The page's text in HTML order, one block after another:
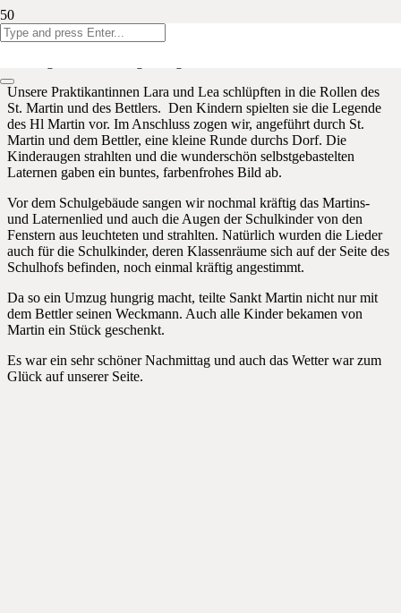
Wir wollten die Tradition des Martinszuges in diesem Jahr nicht
ganz fallen lassen. Und so entstand die Idee, unseren „eigenen“
Unsere Praktikantinnen Lara und Lea schlüpften in die Rollen des
St. Martin und des Bettlers. Den Kindern spielten sie die Legende
des Hl Martin vor. Im Anschluss zogen wir, angeführt durch St.
Martin und dem Bettler, eine kleine Runde durchs Dorf. Die
Kinderaugen strahlten und die wunderschön selbstgebastelten
Laternen gaben ein buntes, farbenfrohes Bild ab.
Vor dem Schulgebäude sangen wir nochmal kräftig das Martins-
und Laternenlied und auch die Augen der Schulkinder von den
Fenstern aus leuchteten und strahlten. Natürlich wurden die Lieder
auch für die Schulkinder, deren Klassenräume sich auf der Seite des
Schulhofs befinden, noch einmal kräftig angestimmt.
Da so ein Umzug hungrig macht, teilte Sankt Martin nicht nur mit
dem Bettler seinen Weckmann. Auch alle Kinder bekamen von
Martin ein Stück geschenkt.
Es war ein sehr schöner Nachmittag und auch das Wetter war zum
Glück auf unserer Seite.